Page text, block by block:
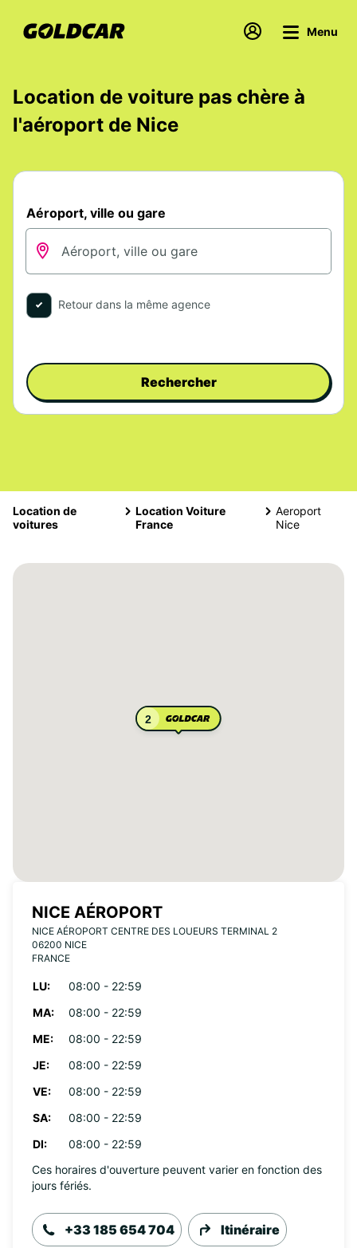
Menu
Location de voiture pas chère à
l'aéroport de Nice
Aéroport, ville ou gare
Retour dans la même agence
Rechercher
Location de
voitures
Location Voiture
France
Aeroport
Nice
2
NICE AÉROPORT
NICE AÉROPORT CENTRE DES LOUEURS TERMINAL 2
06200 NICE
FRANCE
LU:
08:00 - 22:59
MA:
08:00 - 22:59
ME:
08:00 - 22:59
JE:
08:00 - 22:59
VE:
08:00 - 22:59
SA:
08:00 - 22:59
DI:
08:00 - 22:59
Ces horaires d'ouverture peuvent varier en fonction des
jours fériés.
+33 185 654 704 Itinéraire